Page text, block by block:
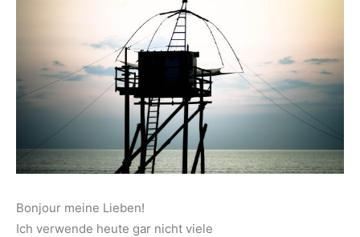
Bonjour meine Lieben!
Ich verwende heute gar nicht viele